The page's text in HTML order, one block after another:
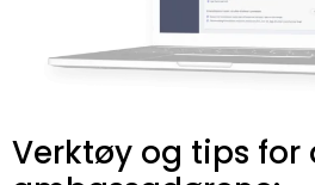
Verktøy og tips for